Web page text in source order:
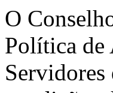
O
Política de